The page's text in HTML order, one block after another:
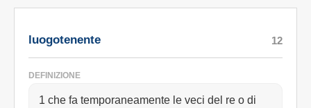
luogotenente
DEFINIZIONE
1 che fa temporaneamente le veci del re o di
12